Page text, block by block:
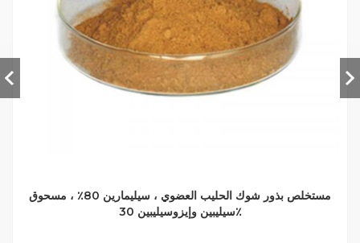
مستخلص بذور شوك الحليب العضوي ، سيليمارين 80٪ ، مسحوق
سيليبين وإيزوسيليبين 30٪